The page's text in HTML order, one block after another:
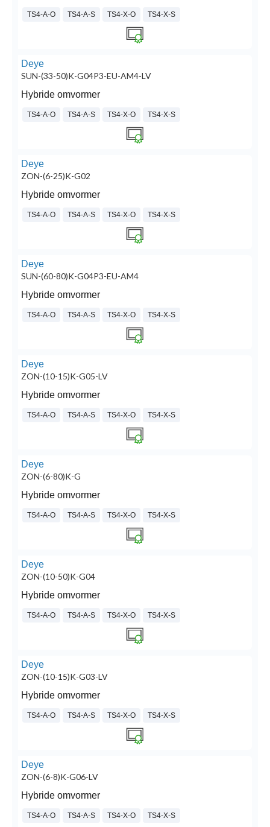
TS4-A-O TS4-A-S TS4-X-O TS4-X-S
Deye
SUN-(33-50)K-G04P3-EU-AM4-LV
Hybride omvormer
TS4-A-O TS4-A-S TS4-X-O TS4-X-S
Deye
ZON-(6-25)K-G02
Hybride omvormer
TS4-A-O TS4-A-S TS4-X-O TS4-X-S
Deye
SUN-(60-80)K-G04P3-EU-AM4
Hybride omvormer
TS4-A-O TS4-A-S TS4-X-O TS4-X-S
Deye
ZON-(10-15)K-G05-LV
Hybride omvormer
TS4-A-O TS4-A-S TS4-X-O TS4-X-S
Deye
ZON-(6-80)K-G
Hybride omvormer
TS4-A-O TS4-A-S TS4-X-O TS4-X-S
Deye
ZON-(10-50)K-G04
Hybride omvormer
TS4-A-O TS4-A-S TS4-X-O TS4-X-S
Deye
ZON-(10-15)K-G03-LV
Hybride omvormer
TS4-A-O TS4-A-S TS4-X-O TS4-X-S
Deye
ZON-(6-8)K-G06-LV
Hybride omvormer
TS4-A-O TS4-A-S TS4-X-O TS4-X-S